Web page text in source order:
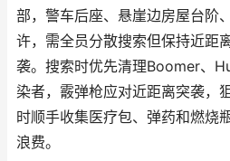
部，警车后座、悬崖边房屋台阶
许，需全员分散搜索但保持近距
袭。搜索时优先清理Boomer、
染者，霰弹枪应对近距离突袭，
时顺手收集医疗包、弹药和燃烧
浪费。